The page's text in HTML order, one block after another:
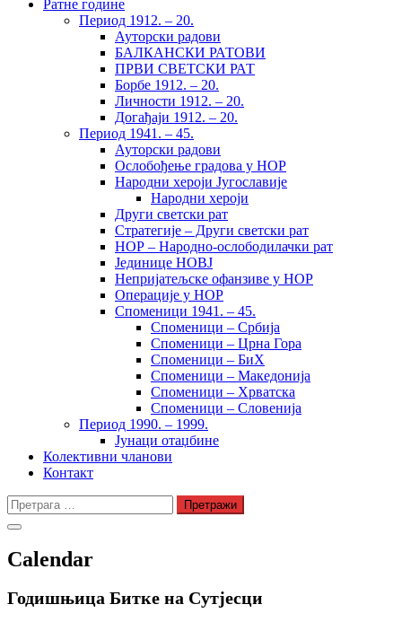
Ратне године
Период 1912. – 20.
Ауторски радови
БАЛКАНСКИ РАТОВИ
ПРВИ СВЕТСКИ РАТ
Борбе 1912. – 20.
Личности 1912. – 20.
Догађаји 1912. – 20.
Период 1941. – 45.
Ауторски радови
Ослобођење градова у НОР
Народни хероји Југославије
Народни хероји
Други светски рат
Стратегије – Други светски рат
НОР – Народно-ослободилачки рат
Јединице НОВЈ
Непријатељске офанзиве у НОР
Операције у НОР
Споменици 1941. – 45.
Споменици – Србија
Споменици – Црна Гора
Споменици – БиХ
Споменици – Македонија
Споменици – Хрватска
Споменици – Словенија
Период 1990. – 1999.
Јунаци отаџбине
Колективни чланови
Контакт
Претрага
за:
Calendar
Годишњица Битке на Сутјесци